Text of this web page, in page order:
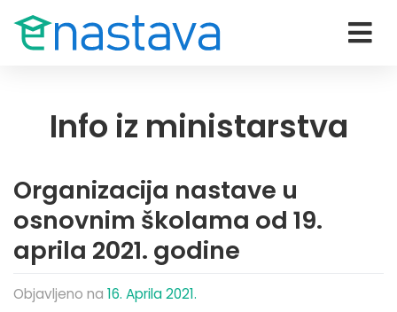
Info iz ministarstva
Organizacija nastave u
osnovnim školama od 19.
aprila 2021. godine
Objavljeno na 16. Aprila 2021.